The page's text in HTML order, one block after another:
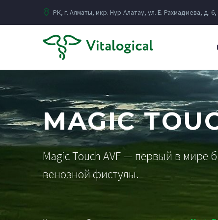
РК, г. Алматы, мкр. Нур-Алатау, ул. Е. Рахмадиева, д.
MAGIC
Magic Touch AVF — первый в мире
венозной фистулы.